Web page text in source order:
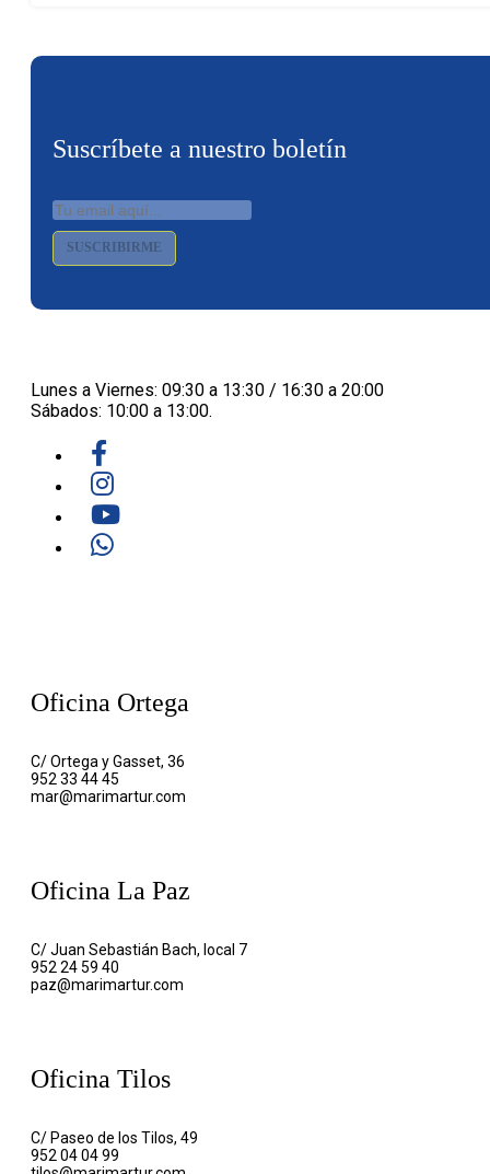
Suscríbete a nuestro boletín
SUSCRIBIRME
Lunes a Viernes: 09:30 a 13:30 / 16:30 a 20:00
Sábados: 10:00 a 13:00.
Oficina Ortega
C/ Ortega y Gasset, 36
952 33 44 45
mar@marimartur.com
Oficina La Paz
C/ Juan Sebastián Bach, local 7
952 24 59 40
paz@marimartur.com
Oficina Tilos
C/ Paseo de los Tilos, 49
952 04 04 99